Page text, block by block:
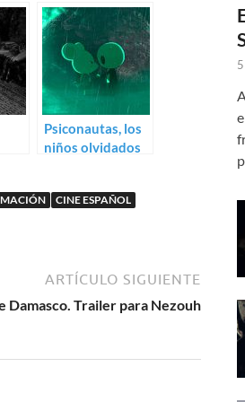
Psiconautas, los
niños olvidados
CINE ESPAÑOL
ARTÍCULO SIGUIENTE
Damasco. Trailer para Nezouh